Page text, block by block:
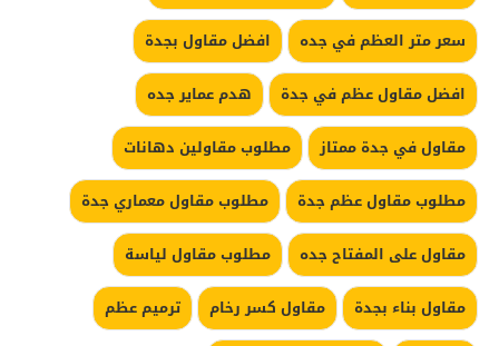
سعر متر العظم في جده
افضل مقاول بجدة
افضل مقاول عظم في جدة
هدم عماير جده
مقاول في جدة ممتاز
مطلوب مقاولين دهانات
مطلوب مقاول عظم جدة
مطلوب مقاول معماري جدة
مقاول على المفتاح جده
مطلوب مقاول لياسة
مقاول بناء بجدة
مقاول كسر رخام
ترميم عظم